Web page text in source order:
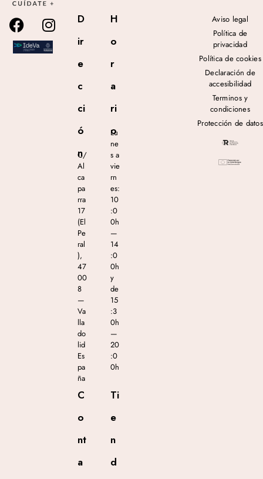
D
ir
e
c
ci
ó
n
C/
Al
ca
pa
rra
17
(El
Pe
ral
),
47
00
8
—
Va
lla
do
lid
Es
pa
ña
C
o
nt
a
H
o
r
a
ri
o
Lu
ne
s a
vie
rn
es:
10
:0
0h
—
14
:0
0h
y
de
15
:3
0h
—
20
:0
0h
Ti
e
n
d
Aviso legal
Política de
privacidad
Política de cookies
Declaración de
accesibilidad
Terminos y
condiciones
Protección de datos